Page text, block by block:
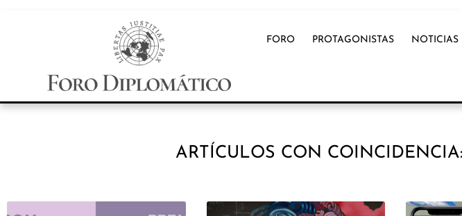
FORO PROTAGONISTAS NOTICIAS
ARTÍCULOS CON